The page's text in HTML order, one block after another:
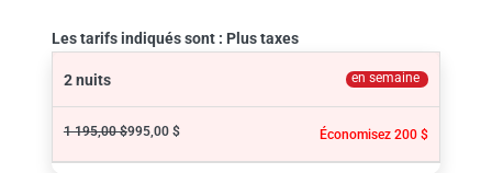
Les tarifs indiqués sont : Plus taxes
2 nuits en semaine
1 195,00 $995,00 $ Économisez 200 $